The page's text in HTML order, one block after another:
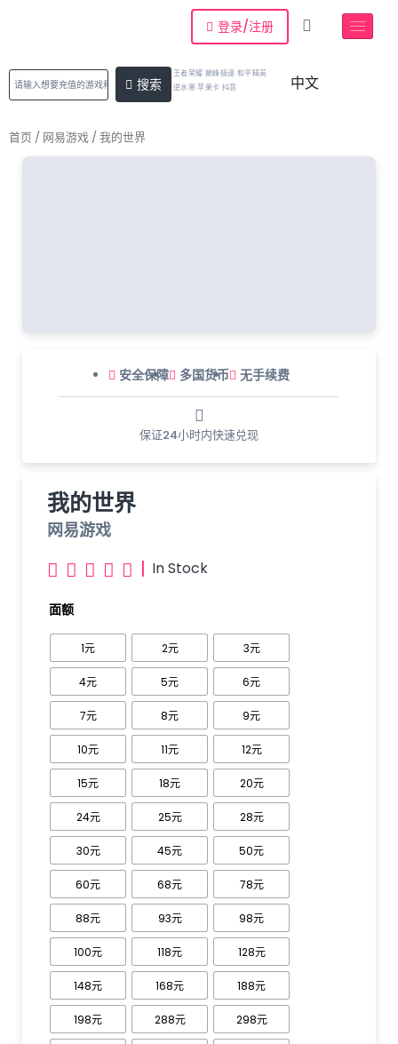
登录/注册
搜索
王者荣耀 巅峰极速 和平精英
逆水寒 苹果卡 抖音
中文
首页 / 网易游戏 / 我的世界
安全保障 多国货币 无手续费
保证24小时内快速兑现
我的世界
网易游戏
     | In Stock
面额
1元 2元 3元
4元 5元 6元
7元 8元 9元
10元 11元 12元
15元 18元 20元
24元 25元 28元
30元 45元 50元
60元 68元 78元
88元 93元 98元
100元 118元 128元
148元 168元 188元
198元 288元 298元